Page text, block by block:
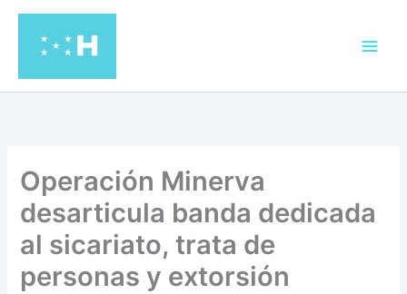
contenido
Operación Minerva
desarticula banda dedicada
al sicariato, trata de
personas y extorsión